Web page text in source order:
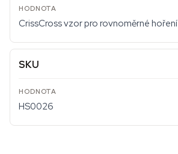
CrissCross vzor pro rovnoměrné hoření
SKU
HS0026